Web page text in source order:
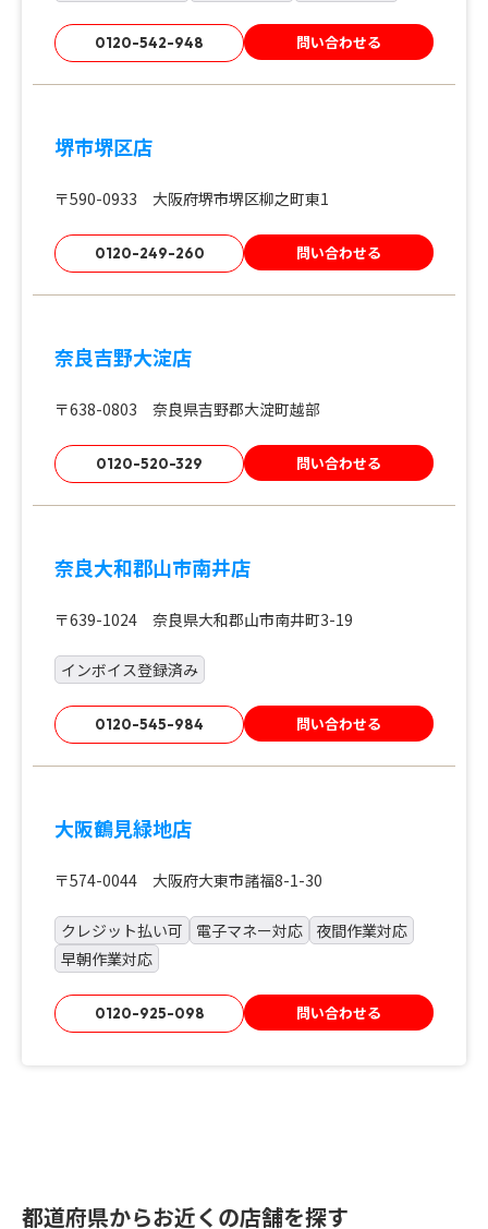
0120-542-948 問い合わせる
堺市堺区店
〒590-0933 大阪府堺市堺区柳之町東1
0120-249-260 問い合わせる
奈良吉野大淀店
〒638-0803 奈良県吉野郡大淀町越部
0120-520-329 問い合わせる
奈良大和郡山市南井店
〒639-1024 奈良県大和郡山市南井町3-19
インボイス登録済み
0120-545-984 問い合わせる
大阪鶴見緑地店
〒574-0044 大阪府大東市諸福8-1-30
クレジット払い可 電子マネー対応
夜間作業対応
早朝作業対応
0120-925-098 問い合わせる
都道府県からお近くの店舗を探す